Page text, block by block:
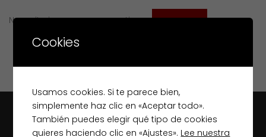
Necesita ingresar para continuar Ingreso
Cookies
Usamos cookies. Si te parece bien,
simplemente haz clic en «Aceptar todo».
También puedes elegir qué tipo de cookies
quieres haciendo clic en «Ajustes». Lee nuestra